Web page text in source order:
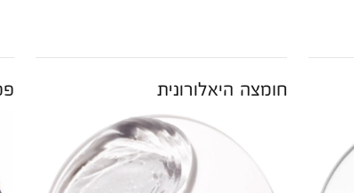
חומצה היאלורונית